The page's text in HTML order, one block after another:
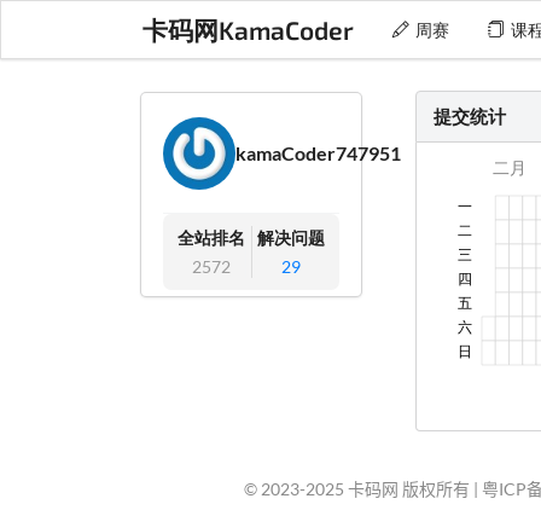
卡码网KamaCoder 周赛 课
kamaCoder747951
全站排名
2572
解决问题
29
提交统计
© 2023-2025 卡码网 版权所有 | 粤ICP